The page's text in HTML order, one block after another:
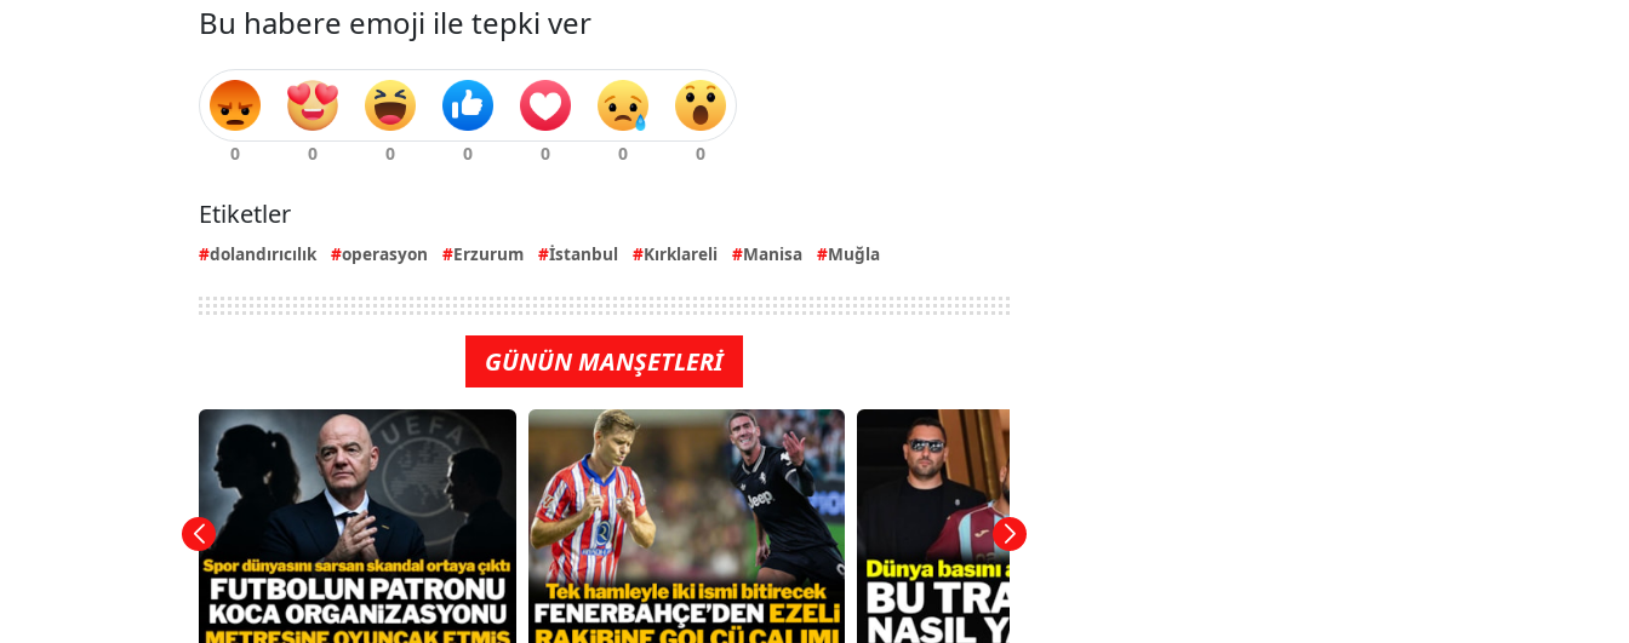
Bu habere emoji ile tepki ver
Etiketler
dolandırıcılık operasyon Erzurum İstanbul Kırklareli Manisa Muğla
GÜNÜN MANŞETLERİ